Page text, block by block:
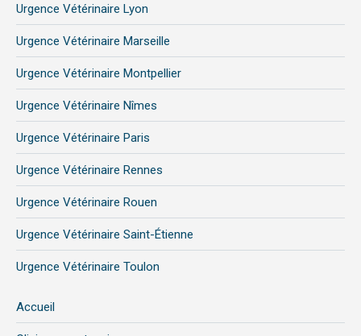
Urgence Vétérinaire Lyon
Urgence Vétérinaire Marseille
Urgence Vétérinaire Montpellier
Urgence Vétérinaire Nîmes
Urgence Vétérinaire Paris
Urgence Vétérinaire Rennes
Urgence Vétérinaire Rouen
Urgence Vétérinaire Saint-Étienne
Urgence Vétérinaire Toulon
Accueil